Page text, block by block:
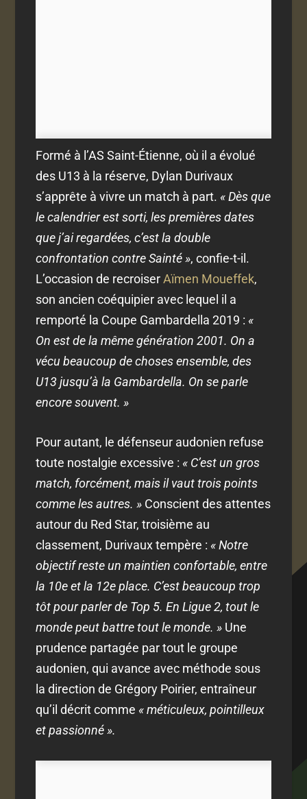
Formé à l’AS Saint-Étienne, où il a évolué
des U13 à la réserve, Dylan Durivaux
s’apprête à vivre un match à part.« Dès que
le calendrier est sorti, les premières dates
que j’ai regardées, c’est la double
confrontation contre Sainté », confie-t-il.
L’occasion de recroiserAïmen Moueffek,
son ancien coéquipier avec lequel il a
remporté la Coupe Gambardella 2019 :«
On est de la même génération 2001. On a
vécu beaucoup de choses ensemble, des
U13 jusqu’à la Gambardella. On se parle
encore souvent. »
Pour autant, le défenseur audonien refuse
toute nostalgie excessive :« C’est un gros
match, forcément, mais il vaut trois points
comme les autres. » Conscient des attentes
autour du Red Star, troisième au
classement, Durivaux tempère :« Notre
objectif reste un maintien confortable, entre
la 10e et la 12e place. C’est beaucoup trop
tôt pour parler de Top 5. En Ligue 2, tout le
monde peut battre tout le monde. » Une
prudence partagée par tout le groupe
audonien, qui avance avec méthode sous
la direction de Grégory Poirier, entraîneur
qu’il décrit comme« méticuleux, pointilleux
et passionné ».